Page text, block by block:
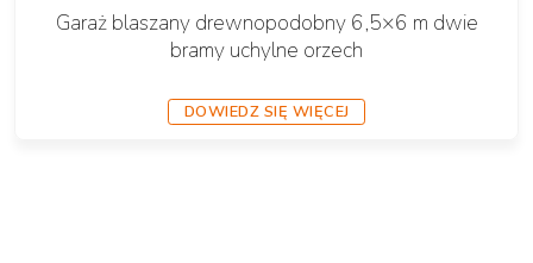
Garaż blaszany drewnopodobny 6,5×6 m dwie
bramy uchylne orzech
DOWIEDZ SIĘ WIĘCEJ